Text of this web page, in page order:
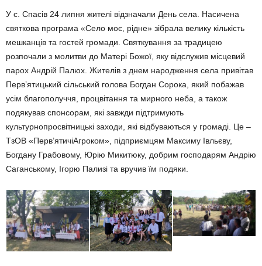
У с. Спасів 24 липня жителі відзначали День села. Насичена
святкова програма «Село моє, рідне» зібрала велику кількість
мешканців та гостей громади. Святкування за традицею
розпочали з молитви до Матері Божої, яку відслужив місцевий
парох Андрій Палюх. Жителів з днем народження села привітав
Перв’ятицький сільський голова Богдан Сорока, який побажав
усім благополуччя, процвітання та мирного неба, а також
подякував спонсорам, які завжди підтримують
культурнопросвітницькі заходи, які відбуваються у громаді. Це –
ТзОВ «Перв’ятичіАгроком», підприємцям Максиму Івльєву,
Богдану Грабовому, Юрію Микитюку, добрим господарям Андрію
Саганському, Ігорю Пализі та вручив їм подяки.